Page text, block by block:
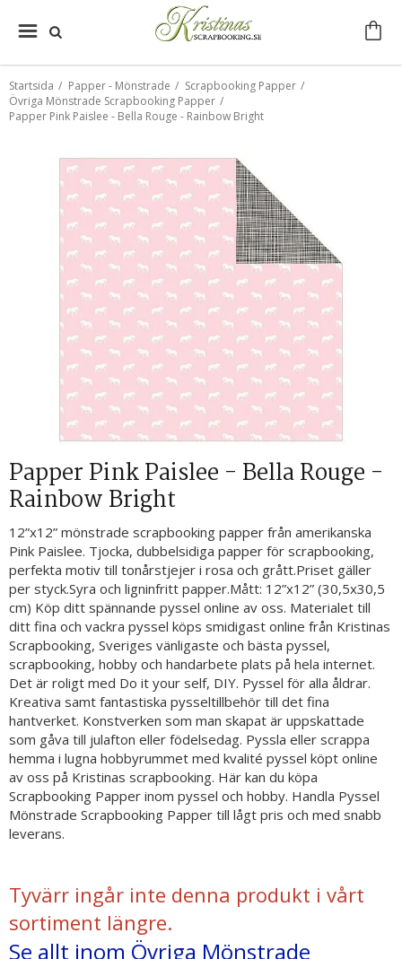
Startsida / Papper - Mönstrade / Scrapbooking Papper /
Övriga Mönstrade Scrapbooking Papper /
Papper Pink Paislee - Bella Rouge - Rainbow Bright
Papper Pink Paislee - Bella Rouge -
Rainbow Bright
12”x12” mönstrade scrapbooking papper från amerikanska
Pink Paislee. Tjocka, dubbelsidiga papper för scrapbooking,
perfekta motiv till tonårstjejer i rosa och grått.Priset gäller
per styck.Syra och ligninfritt papper.Mått: 12”x12” (30,5x30,5
cm) Köp ditt spännande pyssel online av oss. Materialet till
ditt fina och vackra pyssel köps smidigast online från Kristinas
Scrapbooking, Sveriges vänligaste och bästa pyssel,
scrapbooking, hobby och handarbete plats på hela internet.
Det är roligt med Do it your self, DIY. Pyssel för alla åldrar.
Kreativa samt fantastiska pysseltillbehör till det fina
hantverket. Konstverken som man skapat är uppskattade
som gåva till julafton eller födelsedag. Pyssla eller scrappa
hemma i lugna hobbyrummet med kvalité pyssel köpt online
av oss på Kristinas scrapbooking. Här kan du köpa
Scrapbooking Papper inom pyssel och hobby. Handla Pyssel
Mönstrade Scrapbooking Papper till lågt pris och med snabb
leverans.
Tyvärr ingår inte denna produkt i vårt
sortiment längre.
Se allt inom Övriga Mönstrade